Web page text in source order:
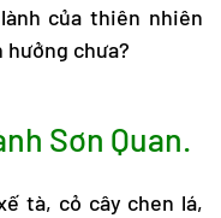
của thiên nhiên
hưởng chưa?
Sơn Quan.
tà, cỏ cây chen lá,